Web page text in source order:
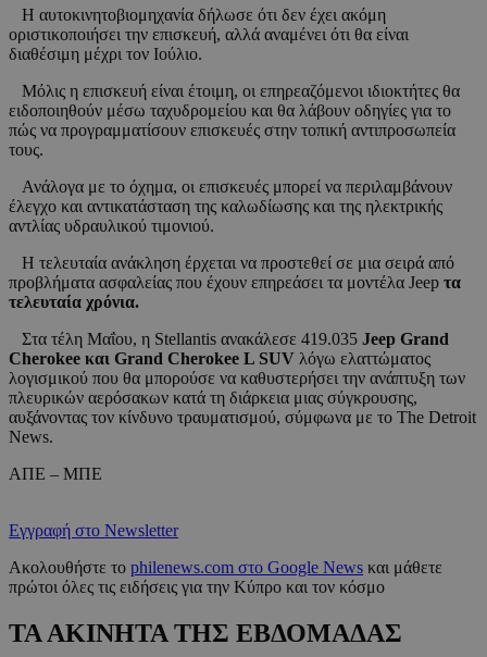
Η αυτοκινητοβιομηχανία δήλωσε ότι δεν έχει ακόμη
οριστικοποιήσει την επισκευή, αλλά αναμένει ότι θα είναι
διαθέσιμη μέχρι τον Ιούλιο.
Μόλις η επισκευή είναι έτοιμη, οι επηρεαζόμενοι ιδιοκτήτες θα
ειδοποιηθούν μέσω ταχυδρομείου και θα λάβουν οδηγίες για το
πώς να προγραμματίσουν επισκευές στην τοπική αντιπροσωπεία
τους.
Ανάλογα με το όχημα, οι επισκευές μπορεί να περιλαμβάνουν
έλεγχο και αντικατάσταση της καλωδίωσης και της ηλεκτρικής
αντλίας υδραυλικού τιμονιού.
Η τελευταία ανάκληση έρχεται να προστεθεί σε μια σειρά από
προβλήματα ασφαλείας που έχουν επηρεάσει τα μοντέλα Jeep τα
τελευταία χρόνια.
Στα τέλη Μαΐου, η Stellantis ανακάλεσε 419.035 Jeep Grand
Cherokee και Grand Cherokee L SUV λόγω ελαττώματος
λογισμικού που θα μπορούσε να καθυστερήσει την ανάπτυξη των
πλευρικών αερόσακων κατά τη διάρκεια μιας σύγκρουσης,
αυξάνοντας τον κίνδυνο τραυματισμού, σύμφωνα με το The Detroit
News.
ΑΠΕ – ΜΠΕ
Εγγραφή στο Newsletter
Ακολουθήστε το philenews.com στο Google News και μάθετε
πρώτοι όλες τις ειδήσεις για την Κύπρο και τον κόσμο
ΤΑ ΑΚΙΝΗΤΑ ΤΗΣ ΕΒΔΟΜΑΔΑΣ